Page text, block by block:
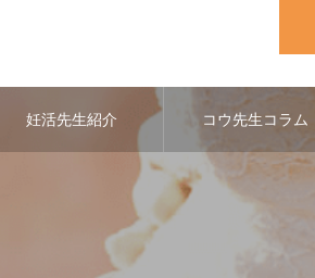
妊活先生紹介 コウ先生コラム